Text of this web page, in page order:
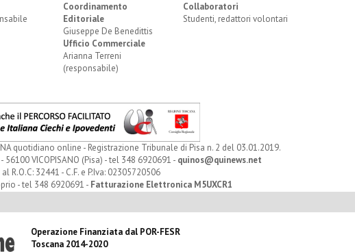
Coordinamento
Editoriale
Giuseppe De Benedittis
Ufficio Commerciale
Arianna Terreni
(responsabile)
Collaboratori
Studenti, redattori volontari
quotidiano online - Registrazione Tribunale di Pisa n. 2 del 03.01.2019.
56100 VICOPISANO (Pisa) - tel 348 6920691 - quinos@quinews.net
R.O.C: 32441 - C.F. e P.Iva: 02305720506
- tel 348 6920691 - Fatturazione Elettronica M5UXCR1
Operazione Finanziata dal POR-FESR
Toscana 2014-2020